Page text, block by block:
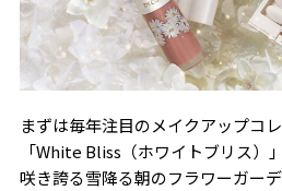
まずは毎年注目のメイクアップコ
「White Bliss（ホワイトブリス）
咲き誇る雪降る朝のフラワーガー